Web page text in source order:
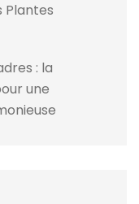
Plantes
: la
une